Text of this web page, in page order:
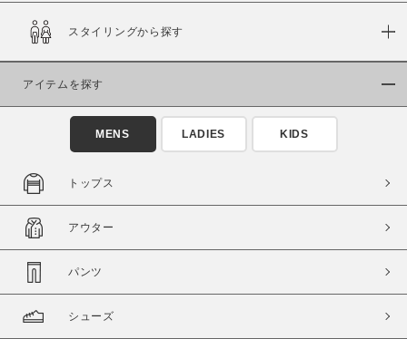
商品タイプ
通常商品
セール価格 WEB限定
在庫
在庫あり
スタイリングから探す
アイテムを探す
MENS LADIES KIDS
トップス
アウター
パンツ
シューズ